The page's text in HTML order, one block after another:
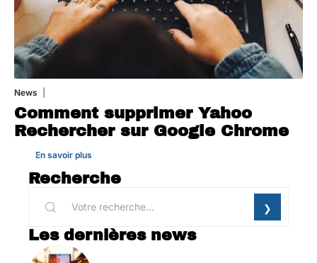
News
Comment supprimer Yahoo
Rechercher sur Google Chrome
En savoir plus
Recherche
Les dernières news